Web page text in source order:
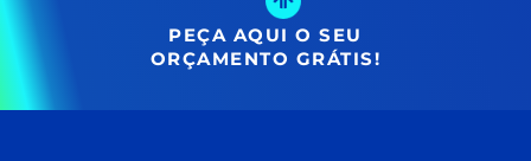
PEÇA AQUI O SEU
ORÇAMENTO GRÁTIS!